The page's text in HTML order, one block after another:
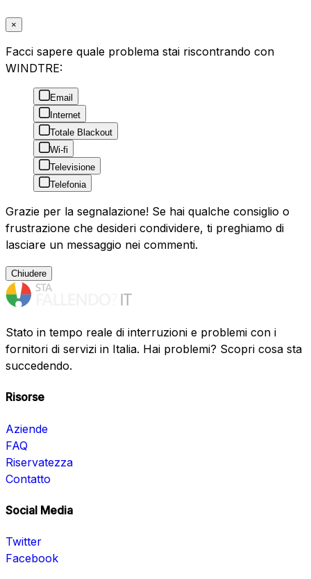
×
Facci sapere quale problema stai riscontrando con
WINDTRE:
Email
Internet
Totale Blackout
Wi-fi
Televisione
Telefonia
Grazie per la segnalazione! Se hai qualche consiglio o
frustrazione che desideri condividere, ti preghiamo di
lasciare un messaggio nei commenti.
Chiudere
Stato in tempo reale di interruzioni e problemi con i
fornitori di servizi in Italia. Hai problemi? Scopri cosa sta
succedendo.
Risorse
Aziende
FAQ
Riservatezza
Contatto
Social Media
Twitter
Facebook